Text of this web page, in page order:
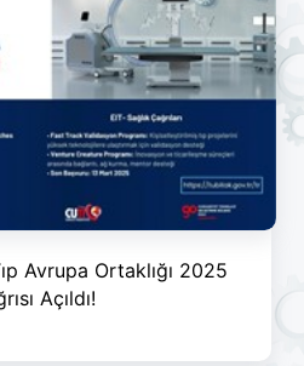
Avrupa Ortaklığı 2025
Açıldı!